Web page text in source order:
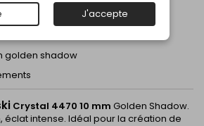
4470 10mm
golden shadow
Crystal 4470 10 mm Golden Shadow.
éclat intense. Idéal pour la création de
J'accepte